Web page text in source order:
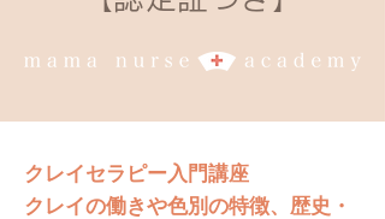
クレイセラピー入門講座
クレイの働きや色別の特徴、歴史・